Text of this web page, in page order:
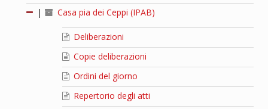
| Casa pia dei Ceppi (IPAB)
Deliberazioni
Copie deliberazioni
Ordini del giorno
Repertorio degli atti